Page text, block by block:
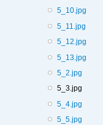
5_10.jpg
5_11.jpg
5_12.jpg
5_13.jpg
5_2.jpg
5_3.jpg
5_4.jpg
5_5.jpg